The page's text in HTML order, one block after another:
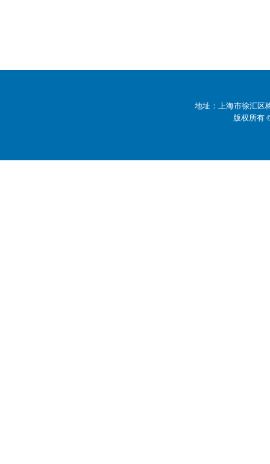
地址：上海市徐汇
版权所有